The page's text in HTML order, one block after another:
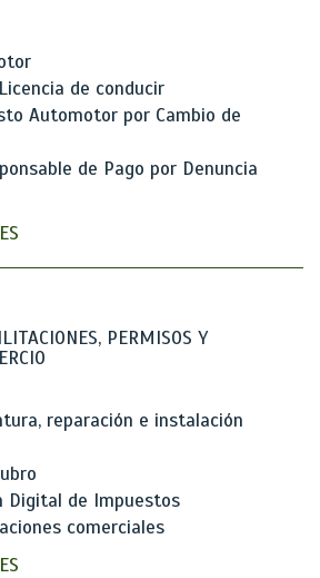
de conducir
Automotor por Cambio de
de Pago por Denuncia
PERMISOS Y
reparación e instalación
Digital de Impuestos
comerciales